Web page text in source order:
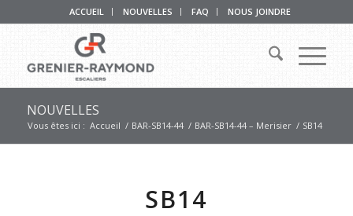
ACCUEIL NOUVELLES FAQ NOUS JOINDRE
NOUVELLES
Vous êtes ici : Accueil / BAR-SB14-44 / BAR-SB14-44 – Merisier / SB14
SB14